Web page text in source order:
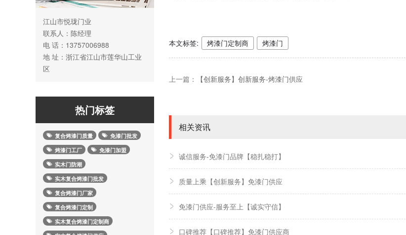
江山市悦珑门业
联系人：陈经理
电 话：13757006988
地 址：浙江省江山市莲华山工业
区
热门标签
复合烤漆门质量
免漆门批发
烤漆门工厂
免漆门加盟
实木门防潮
实木复合烤漆门批发
复合烤漆门厂家
复合烤漆门定制
实木复合烤漆门定制商
本文标签: 烤漆门定制商 烤漆门
上一篇： 【创新服务】创新服务-烤漆门供应
相关资讯
诚信服务-免漆门品牌【稳扎稳打】
质量上乘【创新服务】免漆门供应
免漆门供应-服务至上【诚实守信】
口碑推荐【口碑推荐】免漆门供应商